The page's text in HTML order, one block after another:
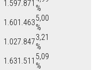
1.597.871
%
1.601.4635,00
%
1.027.8473,21
%
1.631.511 5,09
%